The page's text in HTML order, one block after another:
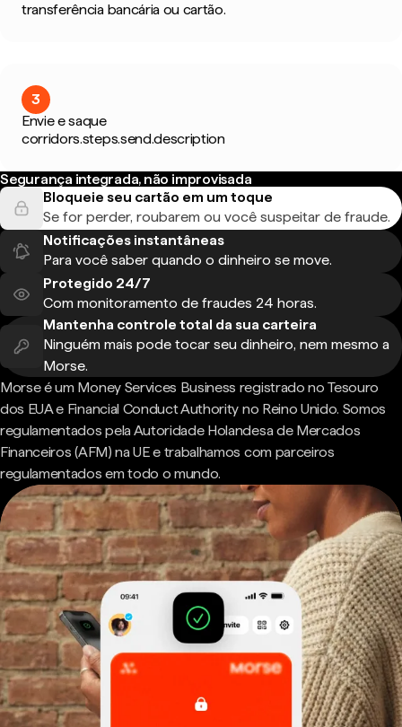
transferência bancária ou cartão.
3
Envie e saque
corridors.steps.send.description
Segurança integrada, não improvisada
Bloqueie seu cartão em um toque
Se for perder, roubarem ou você suspeitar de fraude.
Notificações instantâneas
Para você saber quando o dinheiro se move.
Protegido 24/7
Com monitoramento de fraudes 24 horas.
Mantenha controle total da sua carteira
Ninguém mais pode tocar seu dinheiro, nem mesmo a
Morse.
Morse é um Money Services Business registrado no Tesouro
dos EUA e Financial Conduct Authority no Reino Unido. Somos
regulamentados pela Autoridade Holandesa de Mercados
Financeiros (AFM) na UE e trabalhamos com parceiros
regulamentados em todo o mundo.